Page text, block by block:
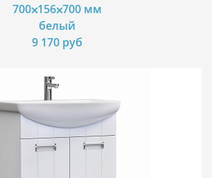
700⨉156⨉700 мм
белый
9 170 руб